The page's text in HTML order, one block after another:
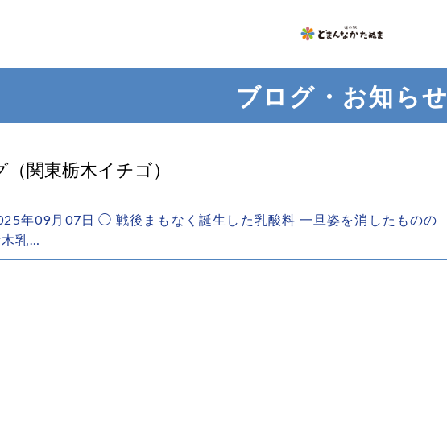
ブログ・お知らせ
（関東栃木イチゴ）
年09月07日 ◯ 戦後まもなく誕生した乳酸料 一旦姿を消したものの
乳…